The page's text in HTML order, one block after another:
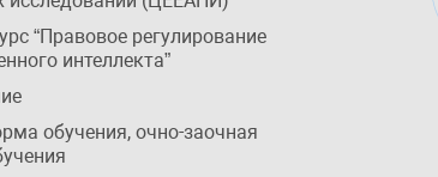
“Правовое регулирование
интеллекта”
обучения, очно-заочная